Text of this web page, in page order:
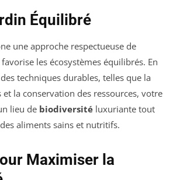
Équilibré
une approche respectueuse de
les écosystèmes équilibrés. En
techniques durables, telles que la
la conservation des ressources, votre
lieu de biodiversité luxuriante tout
aliments sains et nutritifs.
Maximiser la